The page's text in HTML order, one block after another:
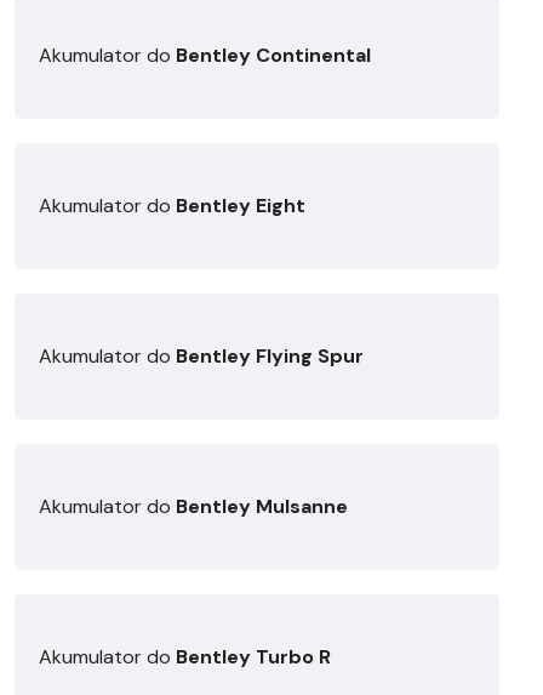
Akumulator do Bentley Continental
Akumulator do Bentley Eight
Akumulator do Bentley Flying Spur
Akumulator do Bentley Mulsanne
Akumulator do Bentley Turbo R